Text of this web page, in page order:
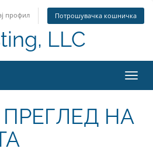
профил Потрошувачка кошничка
LLC
НА